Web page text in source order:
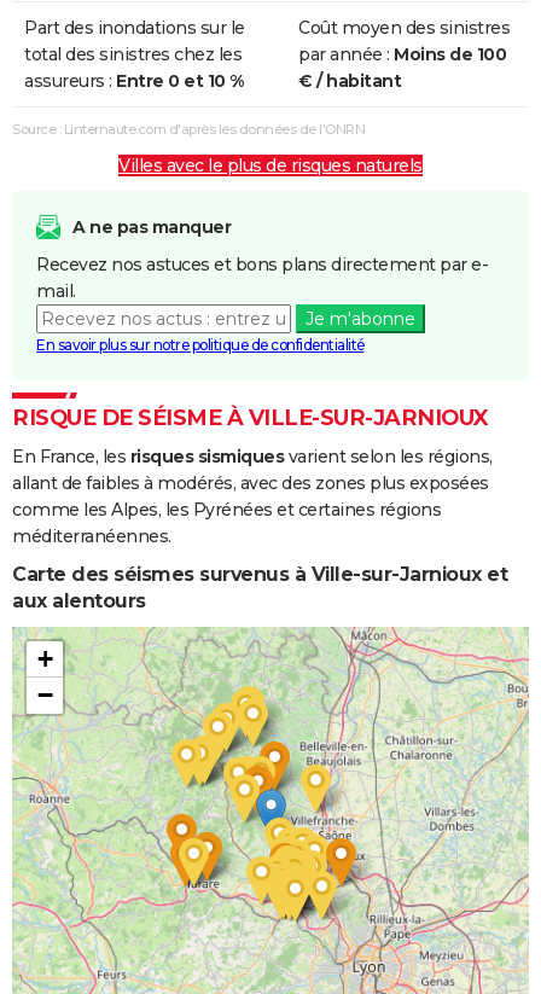
Part des inondations sur le
total des sinistres chez les
assureurs : Entre 0 et 10 %
Coût moyen des sinistres
par année : Moins de 100
€ / habitant
Source : Linternaute.com d'après les données de l'ONRN
Villes avec le plus de risques naturels
A ne pas manquer
Recevez nos astuces et bons plans directement par e-
mail.
Je m'abonne
En savoir plus sur notre politique de confidentialité
RISQUE DE SÉISME À VILLE-SUR-JARNIOUX
En France, les risques sismiquesvarient selon les régions,
allant de faibles à modérés, avec des zones plus exposées
comme les Alpes, les Pyrénées et certaines régions
méditerranéennes.
Carte des séismes survenus à Ville-sur-Jarnioux et
aux alentours
+
−